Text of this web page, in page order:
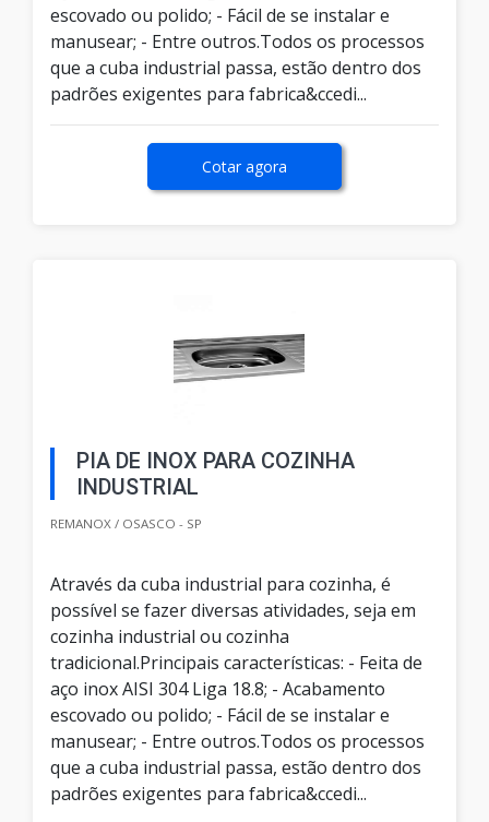
escovado ou polido; - Fácil de se instalar e
manusear; - Entre outros.Todos os processos
que a cuba industrial passa, estão dentro dos
padrões exigentes para fabrica&ccedi...
Cotar agora
PIA DE INOX PARA COZINHA
INDUSTRIAL
REMANOX / OSASCO - SP
Através da cuba industrial para cozinha, é
possível se fazer diversas atividades, seja em
cozinha industrial ou cozinha
tradicional.Principais características: - Feita de
aço inox AISI 304 Liga 18.8; - Acabamento
escovado ou polido; - Fácil de se instalar e
manusear; - Entre outros.Todos os processos
que a cuba industrial passa, estão dentro dos
padrões exigentes para fabrica&ccedi...